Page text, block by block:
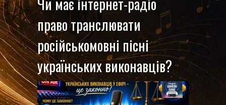
право транслювати
російськомовні пісні
українських виконавців?